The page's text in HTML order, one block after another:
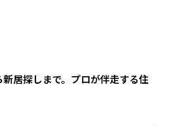
居探しまで。プロが伴走する住